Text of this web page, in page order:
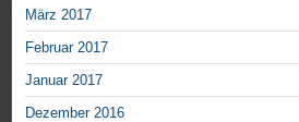
März 2017
Februar 2017
Januar 2017
Dezember 2016